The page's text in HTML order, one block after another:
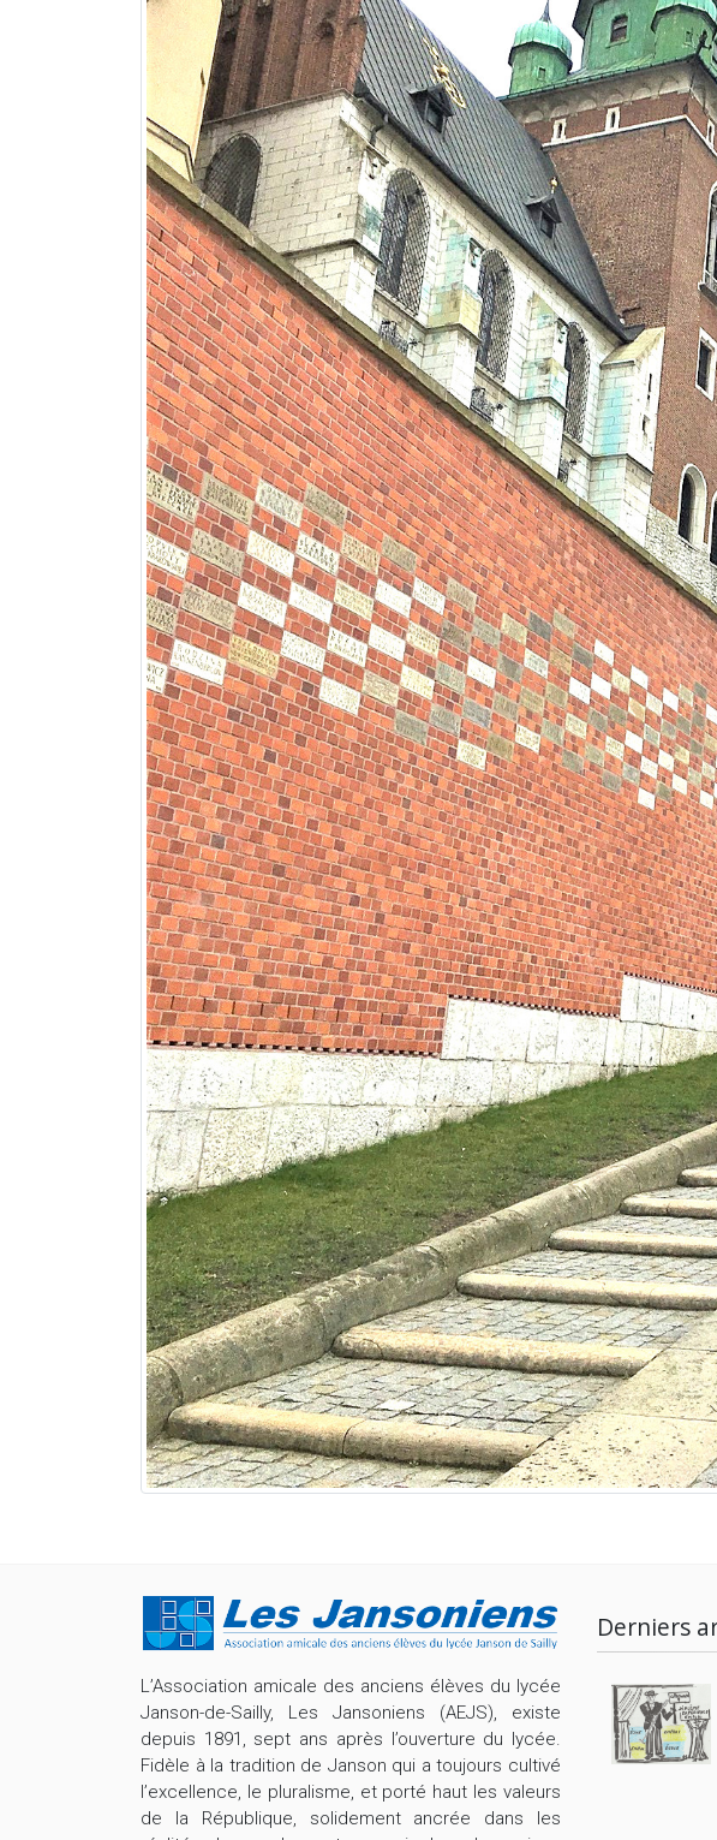
L’Association amicale des anciens élèves du lycée
Janson-de-Sailly, Les Jansoniens (AEJS), existe
depuis 1891, sept ans après l’ouverture du lycée.
Fidèle à la tradition de Janson qui a toujours cultivé
l’excellence, le pluralisme, et porté haut les valeurs
de la République, solidement ancrée dans les
Derniers